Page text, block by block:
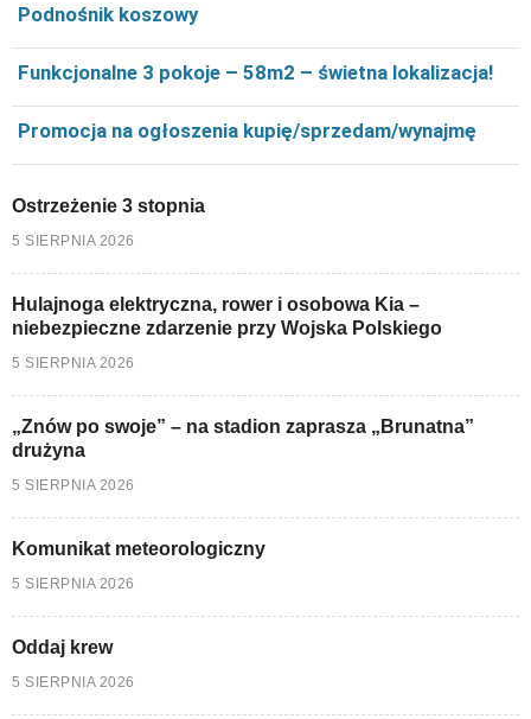
Podnośnik koszowy
Funkcjonalne 3 pokoje – 58m2 – świetna lokalizacja!
Promocja na ogłoszenia kupię/sprzedam/wynajmę
Ostrzeżenie 3 stopnia
5 SIERPNIA 2026
Hulajnoga elektryczna, rower i osobowa Kia –
niebezpieczne zdarzenie przy Wojska Polskiego
5 SIERPNIA 2026
„Znów po swoje” – na stadion zaprasza „Brunatna”
drużyna
5 SIERPNIA 2026
Komunikat meteorologiczny
5 SIERPNIA 2026
Oddaj krew
5 SIERPNIA 2026